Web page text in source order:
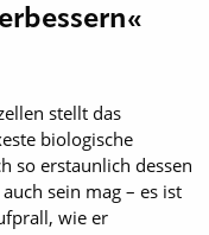
stellt das
biologische
so erstaunlich dessen
sein mag – es ist
wie er